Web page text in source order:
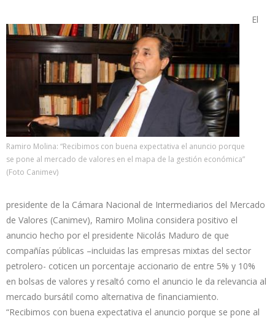
Ramiro Molina: “Recibimos con buena expectativa el anuncio porque
se pone al mercado de valores en el mapa de la gestión económica”
(Foto Canimev)
El
presidente de la Cámara Nacional de Intermediarios del Mercado
de Valores (Canimev), Ramiro Molina considera positivo el
anuncio hecho por el presidente Nicolás Maduro de que
compañías públicas –incluidas las empresas mixtas del sector
petrolero- coticen un porcentaje accionario de entre 5% y 10%
en bolsas de valores y resaltó como el anuncio le da relevancia al
mercado bursátil como alternativa de financiamiento.
“Recibimos con buena expectativa el anuncio porque se pone al